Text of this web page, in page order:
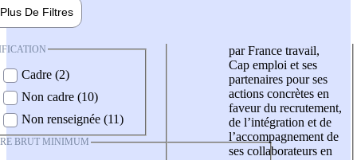
Plus De Filtres
Cadre (2)
Non cadre (10)
Non renseignée (11)
BRUT MINIMUM
par France travail,
Cap emploi et ses
partenaires pour ses
actions concrètes en
faveur du recrutement,
de l’intégration et de
l’accompagnement de
ses collaborateurs en